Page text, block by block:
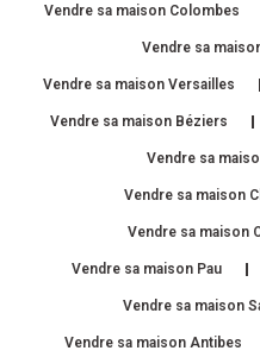
Vendre sa maison Colombes
Vendre sa
Vendre sa maison Versailles
Vendre sa maison Béziers
Vendre sa
Vendre sa maison
Vendre sa maison
Vendre sa maison Pau
Vendre sa maison
Vendre sa maison Antibes